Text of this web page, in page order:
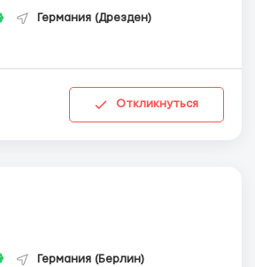
Германия (Дрезден)
Откликнуться
Германия (Берлин)